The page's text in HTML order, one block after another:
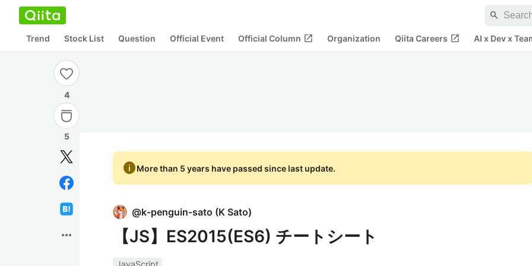
search
Trend Stock List Question Official Event Official Column open_in_new Organization Qiita Careers open_in_new AI x Dev x
4
5
more_horiz
infoMore than 5 years have passed since last update.
@k-penguin-sato (K Sato)
【JS】ES2015(ES6) チートシート
JavaScript